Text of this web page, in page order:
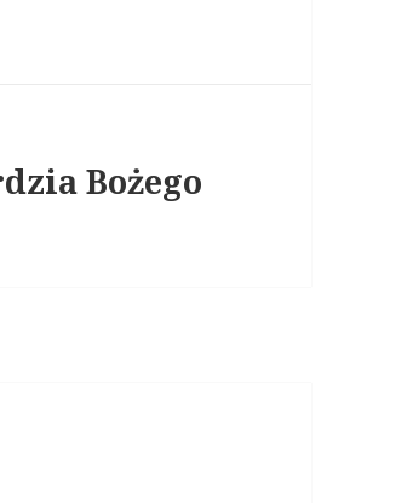
Bożego